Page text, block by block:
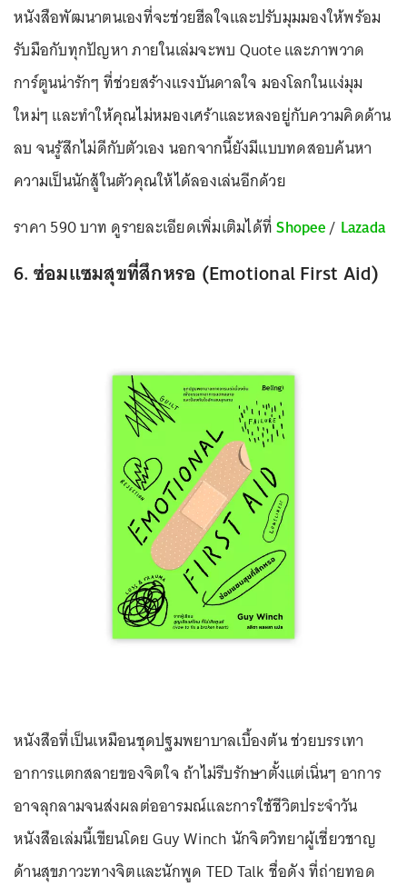
หนังสือพัฒนาตนเองที่จะช่วยฮีลใจและปรับมุมมองให้พร้อม
รับมือกับทุกปัญหา ภายในเล่มจะพบ Quote และภาพวาด
การ์ตูนน่ารักๆ ที่ช่วยสร้างแรงบันดาลใจ มองโลกในแง่มุม
ใหม่ๆ และทำให้คุณไม่หมองเศร้าและหลงอยู่กับความคิดด้าน
ลบ จนรู้สึกไม่ดีกับตัวเอง นอกจากนี้ยังมีแบบทดสอบค้นหา
ความเป็นนักสู้ในตัวคุณให้ได้ลองเล่นอีกด้วย
ราคา 590 บาท ดูรายละเอียดเพิ่มเติมได้ที่Shopee/ Lazada
6. ซ่อมแซมสุขที่สึกหรอ (Emotional First Aid)
หนังสือที่เป็นเหมือนชุดปฐมพยาบาลเบื้องต้น ช่วยบรรเทา
อาการแตกสลายของจิตใจ ถ้าไม่รีบรักษาตั้งแต่เนิ่นๆ อาการ
อาจลุกลามจนส่งผลต่ออารมณ์และการใช้ชีวิตประจำวัน
หนังสือเล่มนี้เขียนโดย Guy Winch นักจิตวิทยาผู้เชี่ยวชาญ
ด้านสุขภาวะทางจิตและนักพูด TED Talk ชื่อดัง ที่ถ่ายทอด